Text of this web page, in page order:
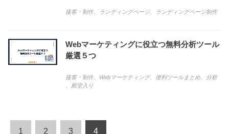
接客・制作、 ランディングページ、 ランディングページ制作
Webマーケティングに役立つ無料分析ツール
厳選５つ
接客・制作、 Webマーケティング、 便利ツールまとめ
分析
殿堂入り
1 2 3 4